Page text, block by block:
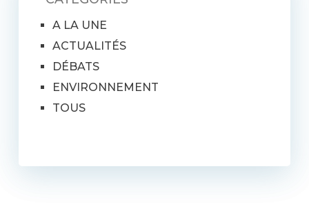
A LA UNE
ACTUALITÉS
DÉBATS
ENVIRONNEMENT
TOUS